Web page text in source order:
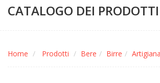
CATALOGO DEI PRODOTTI
Home Prodotti Bere Birre